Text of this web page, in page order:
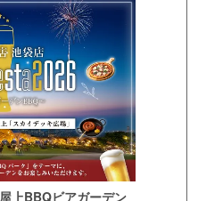
上BBQビアガーデン